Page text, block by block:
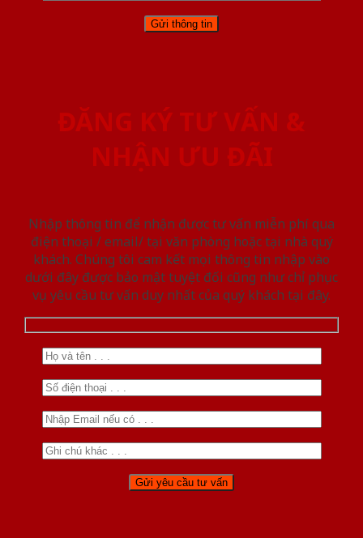
ĐĂNG KÝ TƯ VẤN &
NHẬN ƯU ĐÃI
Nhập thông tin để nhận được tư vấn miễn phí qua
điện thoại / email/ tại văn phòng hoặc tại nhà quý
khách. Chúng tôi cam kết mọi thông tin nhập vào
dưới đây được bảo mật tuyệt đối cũng như chỉ phục
vụ yêu cầu tư vấn duy nhất của quý khách tại đây.